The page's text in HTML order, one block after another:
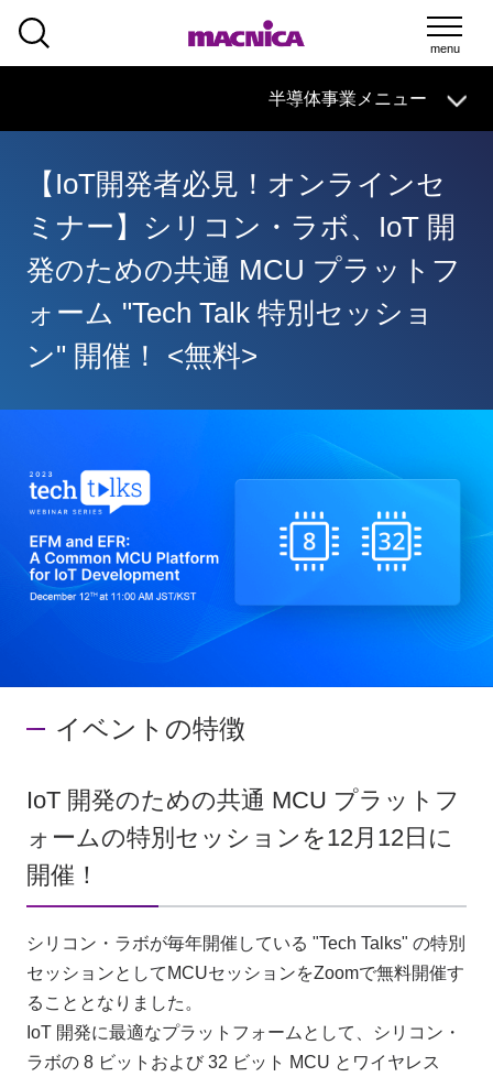
半導体事業メニュー
イベント・ セミナー 取扱メーカー
サポート
半導体事業HOME
マクニカの製品・サービス
技術情報
イベント・セミナー
サポート
お問い合わせ
製品購入はこちら
半導体事業のメルマガ登録
【IoT開発者必見！オンラインセ
ミナー】シリコン・ラボ、IoT 開
発のための共通 MCU プラットフ
ォーム "Tech Talk 特別セッショ
ン" 開催！ <無料>
イベントの特徴
IoT 開発のための共通 MCU プラットフ
ォームの特別セッションを12月12日に
開催！
シリコン・ラボが毎年開催している "Tech Talks" の特別
セッションとしてMCUセッションをZoomで無料開催す
ることとなりました。
IoT 開発に最適なプラットフォームとして、シリコン・
ラボの 8 ビットおよび 32 ビット MCU とワイヤレス